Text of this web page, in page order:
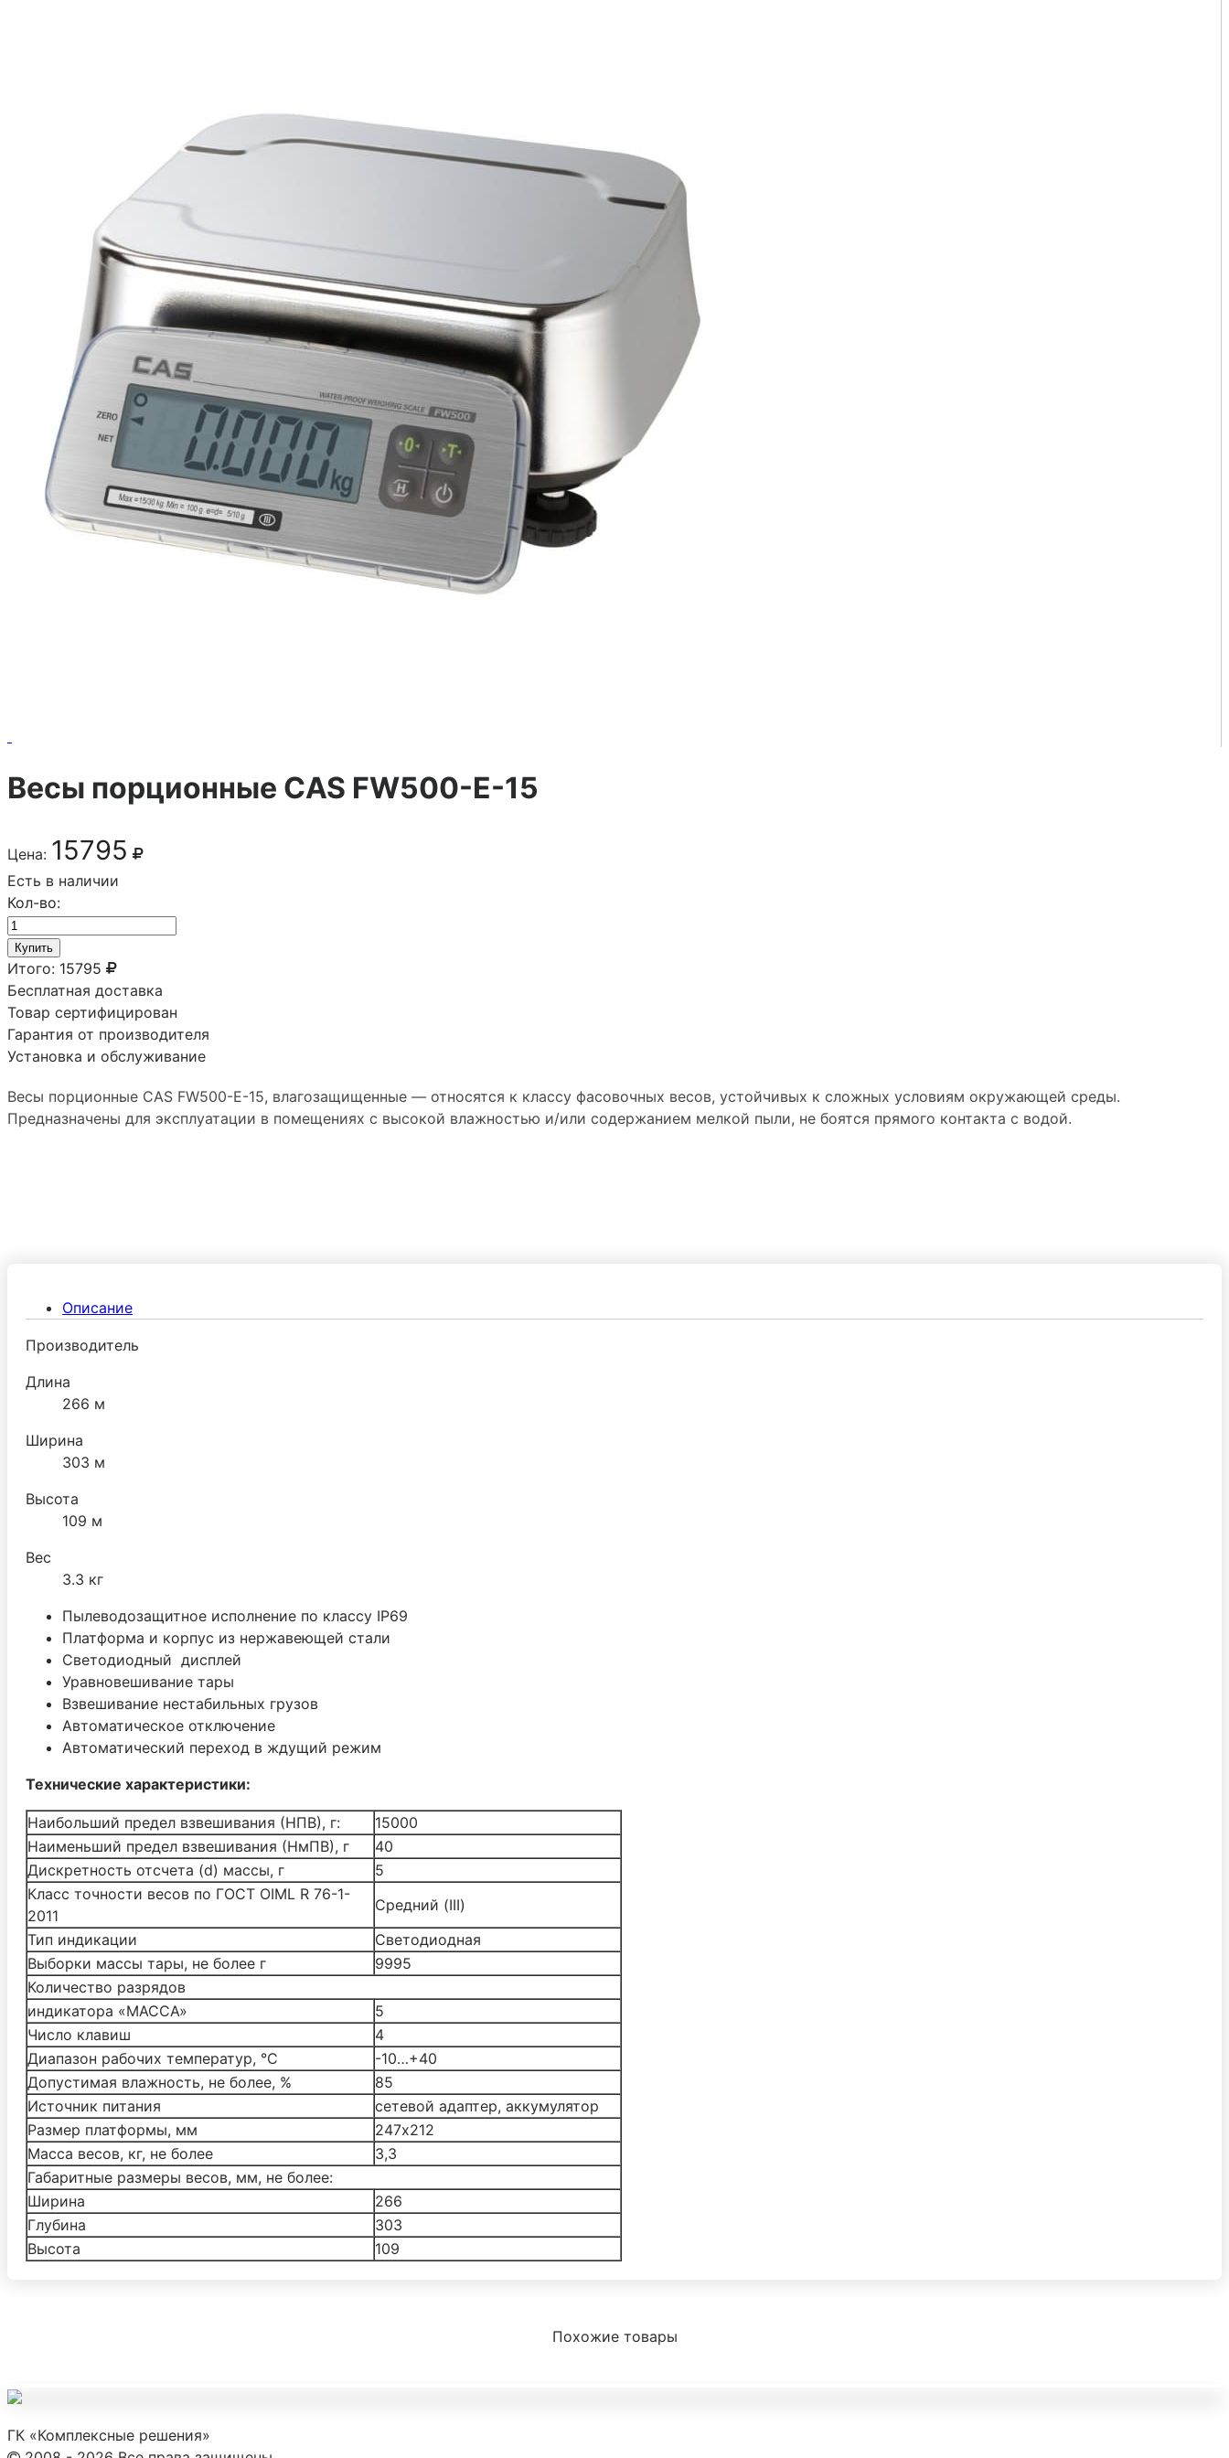
Весы порционные CAS FW500-E-15
Цена: 15795
Есть в наличии
Кол-во:
Купить
Итого: 15795
Бесплатная доставка
Товар сертифицирован
Гарантия от производителя
Установка и обслуживание
Весы порционные CAS FW500-E-15, влагозащищенные — относятся к классу фасовочных весов, устойчивых к сложных условиям окружающей среды.
Предназначены для эксплуатации в помещениях с высокой влажностью и/или содержанием мелкой пыли, не боятся прямого контакта с водой.
Описание
Производитель
Длина
266 м
Ширина
303 м
Высота
109 м
Вес
3.3 кг
Пылеводозащитное исполнение по классу IP69
Платформа и корпус из нержавеющей стали
Светодиодный дисплей
Уравновешивание тары
Взвешивание нестабильных грузов
Автоматическое отключение
Автоматический переход в ждущий режим
Технические характеристики:
Наибольший предел взвешивания (НПВ), г:
15000
Наименьший предел взвешивания (НмПВ), г
40
Дискретность отсчета (d) массы, г
5
Класс точности весов по ГОСТ OIML R 76-1-
2011
Средний (III)
Тип индикации
Светодиодная
Выборки массы тары, не более г
9995
Количество разрядов
индикатора «МАССА»
5
Число клавиш
4
Диапазон рабочих температур, °С
-10…+40
Допустимая влажность, не более, %
85
Источник питания
сетевой адаптер, аккумулятор
Размер платформы, мм
247х212
Масса весов, кг, не более
3,3
Габаритные размеры весов, мм, не более:
Ширина
266
Глубина
303
Высота
109
Похожие товары
ГК «Комплексные решения»